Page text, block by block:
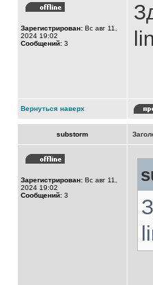
Зарегистрирован: Вс авг 11,
2024 19:02
Сообщений: 3
Вернуться наверх
substorm
Зарегистрирован: Вс авг 11,
2024 19:02
Сообщений: 3